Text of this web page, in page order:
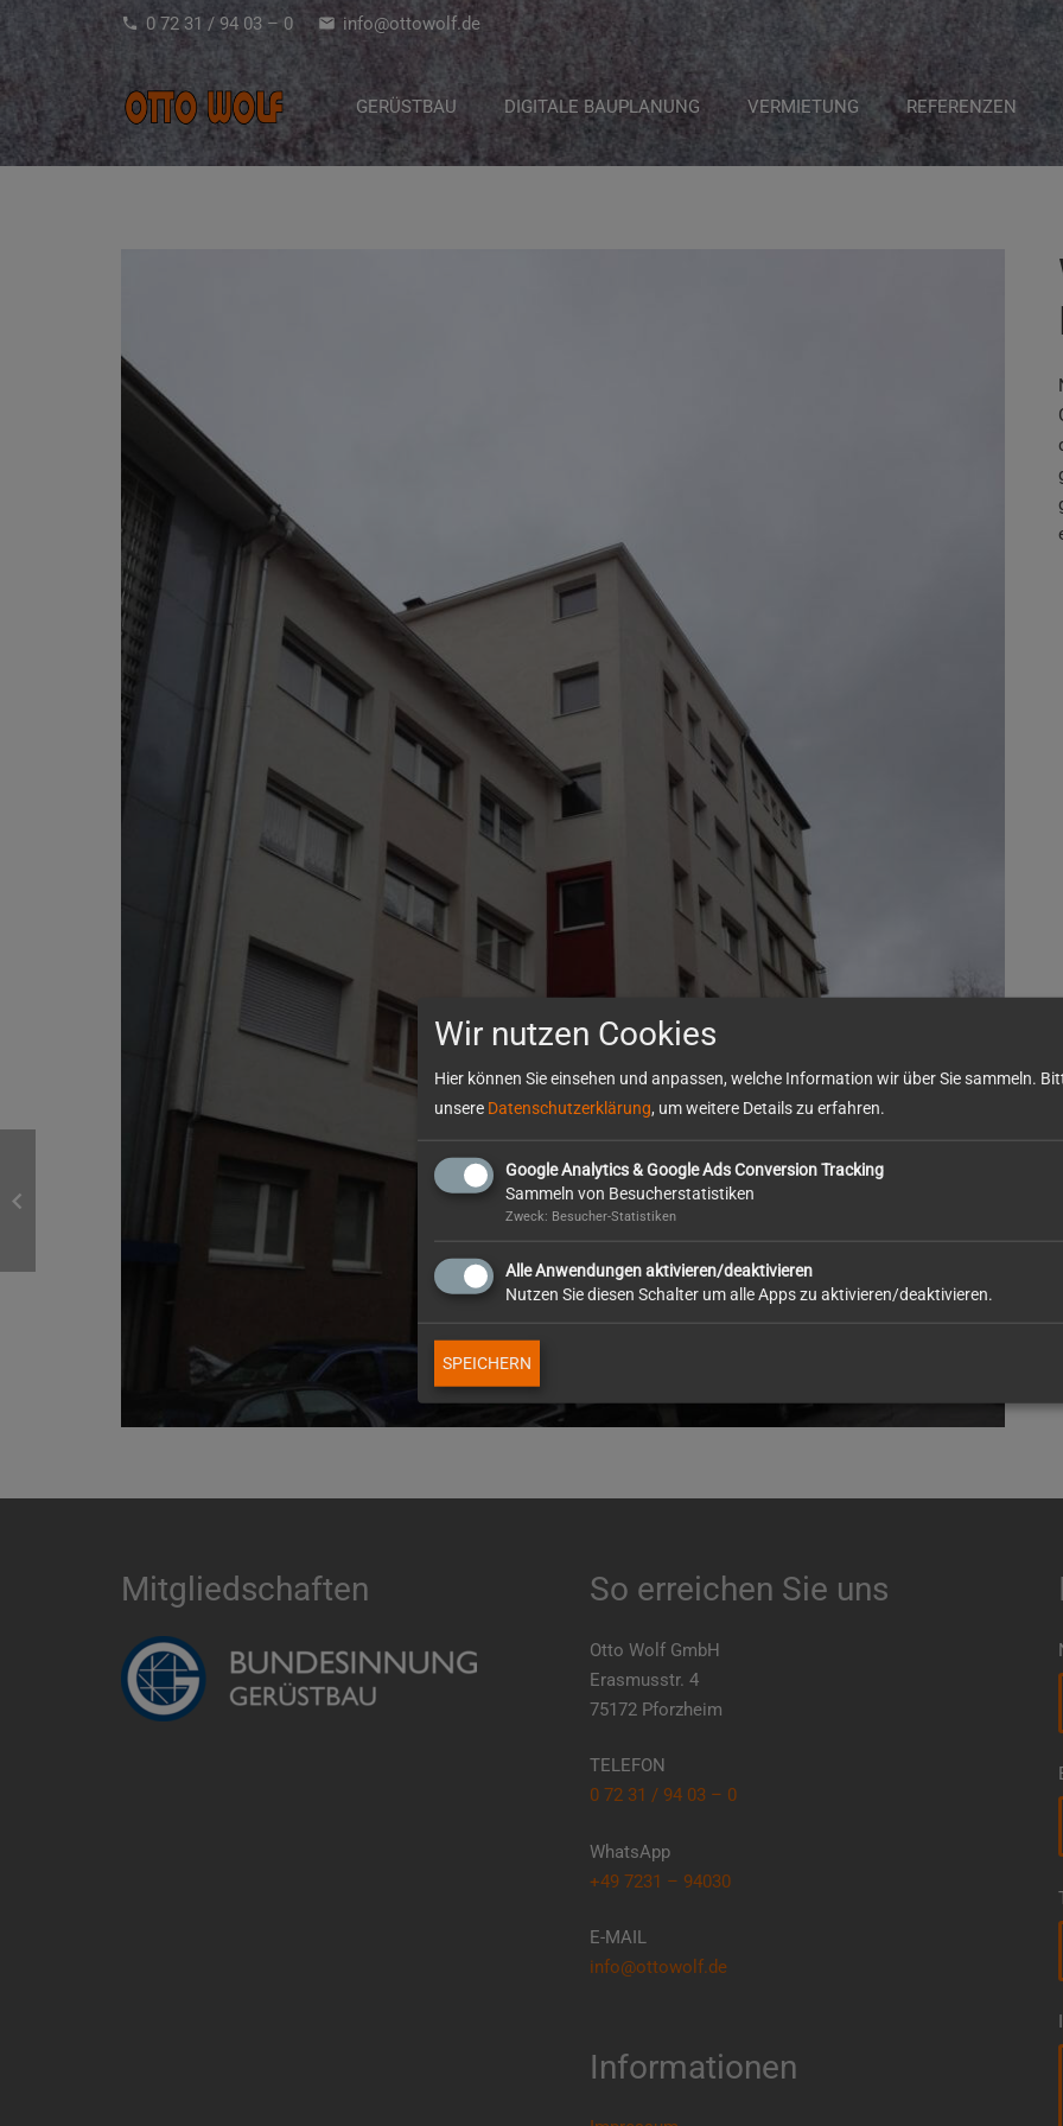
phone 0 72 31 / 94 03 – 0 mail info@ottowolf.de
GERÜSTBAU DIGITALE BAUPLANUNG VERMIETUNG REFERENZEN
Mitgliedschaften So erreichen Sie uns
Otto Wolf GmbH
Erasmusstr. 4
75172 Pforzheim
TELEFON
0 72 31 / 94 03 – 0
WhatsApp
+49 7231 – 94030
E-MAIL
info@ottowolf.de
Informationen
Wir nutzen Cookies
Hier können Sie einsehen und anpassen, welche Information wir über Sie sammeln.
unsere Datenschutzerklärung, um weitere Details zu erfahren.
Google Analytics & Google Ads Conversion Tracking
Sammeln von Besucherstatistiken
Zweck: Besucher-Statistiken
Alle Anwendungen aktivieren/deaktivieren
Nutzen Sie diesen Schalter um alle Apps zu aktivieren/deaktivieren.
SPEICHERN